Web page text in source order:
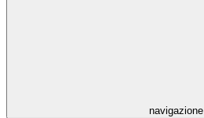
navigazione